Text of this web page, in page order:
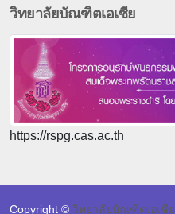
วิทยาลัยบัณฑิตเอเซีย
https://rspg.cas.ac.th
Copyright © วิทยาลัยบัณฑิตเอเซีย